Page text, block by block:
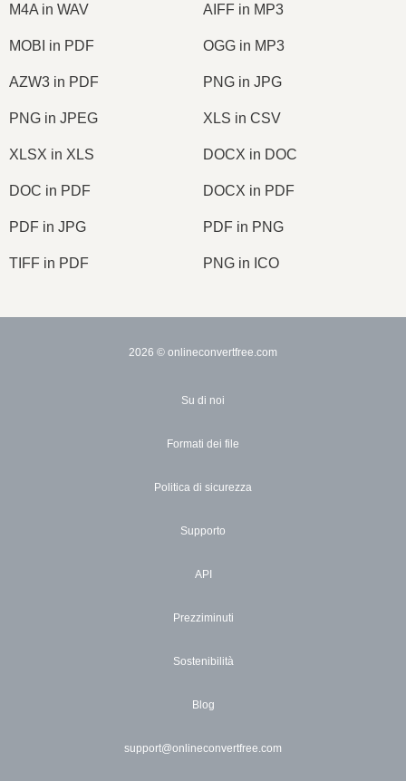
M4A in WAV AIFF in MP3
MOBI in PDF OGG in MP3
AZW3 in PDF PNG in JPG
PNG in JPEG XLS in CSV
XLSX in XLS DOCX in DOC
DOC in PDF DOCX in PDF
PDF in JPG PDF in PNG
TIFF in PDF PNG in ICO
2026 © onlineconvertfree.com
Su di noi
Formati dei file
Politica di sicurezza
Supporto
API
Prezziminuti
Sostenibilità
Blog
support@onlineconvertfree.com